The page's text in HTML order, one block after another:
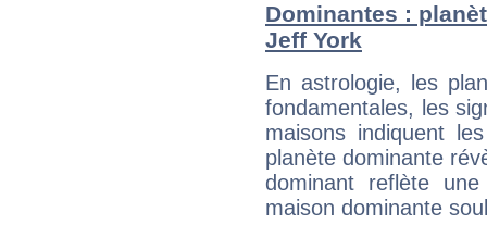
Dominantes :
Jeff York
En astrologie, les
fondamentales, les
maisons indiquent
planète dominante
dominant reflète
maison dominante